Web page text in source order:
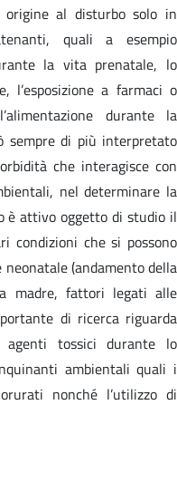
al disturbo solo in
quali a esempio
la vita prenatale, lo
l’esposizione a farmaci o
durante la
sempre di più interpretato
che interagisce con
nel determinare la
è attivo oggetto di studio il
condizioni che si possono
(andamento della
madre, fattori legati alle
di ricerca riguarda
agenti tossici durante lo
ambientali quali i
nonché l’utilizzo di